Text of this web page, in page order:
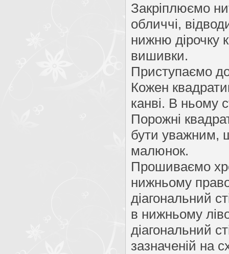
Закріплюємо
обличчі,
нижню дірочку
вишивки.
Приступаємо
Кожен
канві. В ньому
Порожні
бути уважним,
малюнок.
Прошиваємо
нижньому
діагональний
в нижньому
діагональний
зазначеній на